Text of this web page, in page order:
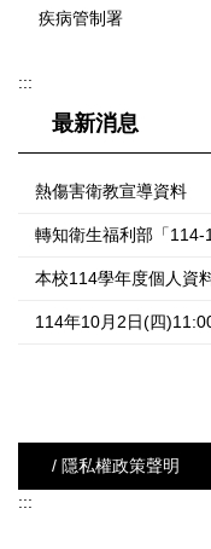
疾病管制署
:::
最新消息
熱傷害衛教宣導資料
本校114學年度個人資
114年10月2日(四
/ 隱私權政策聲明
:::